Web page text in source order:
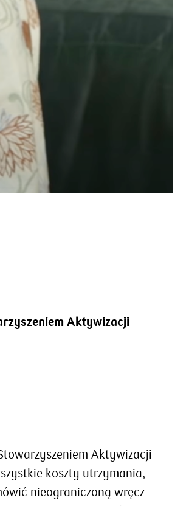
Aktywizacji
Aktywizacji
koszty utrzymania,
nieograniczoną wręcz